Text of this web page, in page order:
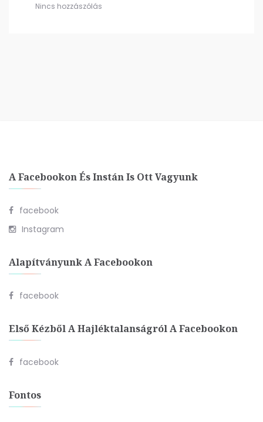
Nincs hozzászólás
A Facebookon És Instán Is Ott Vagyunk
facebook
Instagram
Alapítványunk A Facebookon
facebook
Első Kézből A Hajléktalanságról A Facebookon
facebook
Fontos